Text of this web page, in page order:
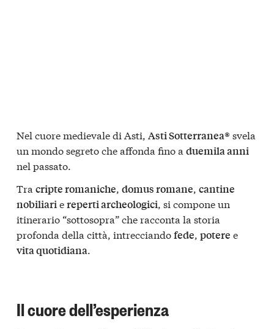
Nel cuore medievale di Asti, Asti Sotterranea® svela
un mondo segreto che affonda fino a duemila anni
nel passato.
Tra cripte romaniche, domus romane, cantine
nobiliariereperti archeologici, si compone un
itinerario “sottosopra” che racconta la storia
profonda della città, intrecciandofede, potere e
vita quotidiana.
Il cuore dell’esperienza